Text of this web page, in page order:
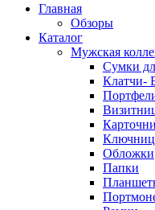
Главная
Обзоры
Каталог
Мужская
Сумки
Клатчи-
Обложки
Папки